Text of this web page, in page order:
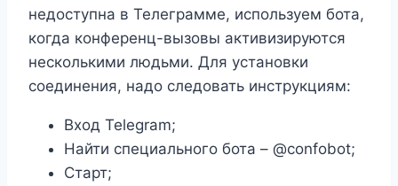
недоступна в Телеграмме, используем бота,
когда конференц-вызовы активизируются
несколькими людьми. Для установки
соединения, надо следовать инструкциям:
Вход Telegram;
Найти специального бота – @confobot;
Старт;